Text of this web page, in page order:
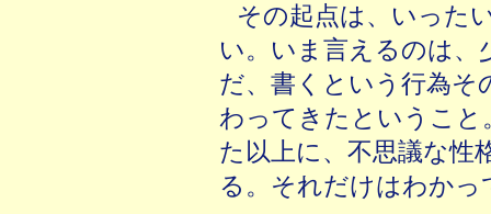
その起点は、いった
い。いま言えるのは
だ、書くという行為そ
わってきたというこ
た以上に、不思議な性
る。それだけはわかっ